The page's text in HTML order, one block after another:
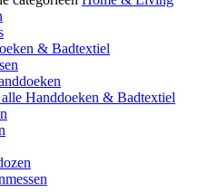
& Badtextiel
Handdoeken & Badtextiel